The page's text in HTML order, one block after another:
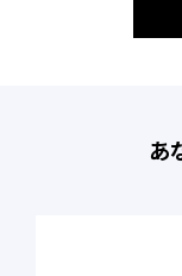
あ